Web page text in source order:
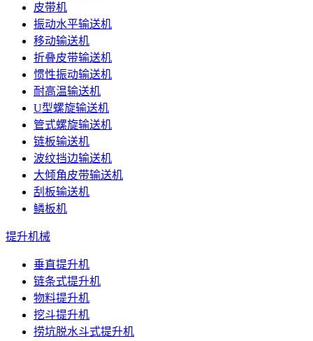
皮带机
振动水平输送机
移动输送机
折叠皮带输送机
惯性振动输送机
耐高温输送机
U型螺旋输送机
管式螺旋输送机
链板输送机
波纹挡边输送机
大倾角皮带输送机
刮板输送机
鳞板机
提升机械
垂直提升机
链条式提升机
物料提升机
挖斗提升机
捞坑脱水斗式提升机